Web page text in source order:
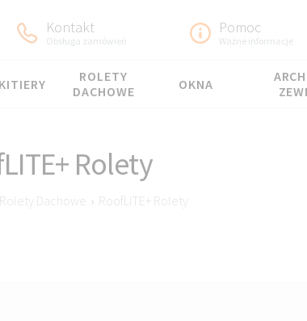
Kontakt
Obsługa zamówień
Pomoc
Ważne informacje
ROLETY
DACHOWE
OKNA
Rolety
Rolety Dachowe › RoofLITE+ Rolety